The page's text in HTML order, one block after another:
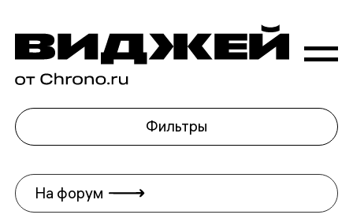
Фильтры
На форум